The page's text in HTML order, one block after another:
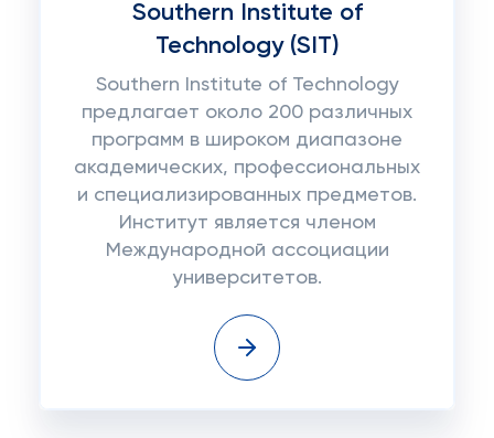
Southern Institute of
Technology (SIT)
Southern Institute of Technology
предлагает около 200 различных
программ в широком диапазоне
академических, профессиональных
и специализированных предметов.
Институт является членом
Международной ассоциации
университетов.